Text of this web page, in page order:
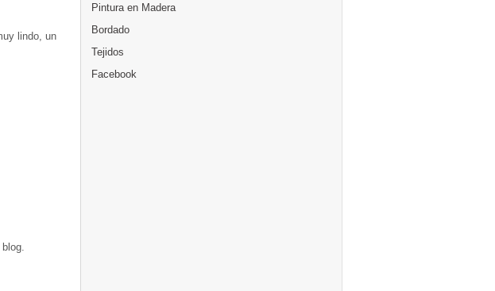
lindo, un
Pintura en Madera
Bordado
Tejidos
Facebook